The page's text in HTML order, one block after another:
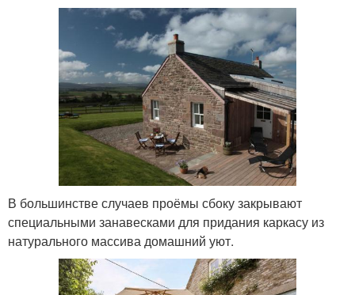
В большинстве случаев проёмы сбоку закрывают
специальными занавесками для придания каркасу из
натурального массива домашний уют.